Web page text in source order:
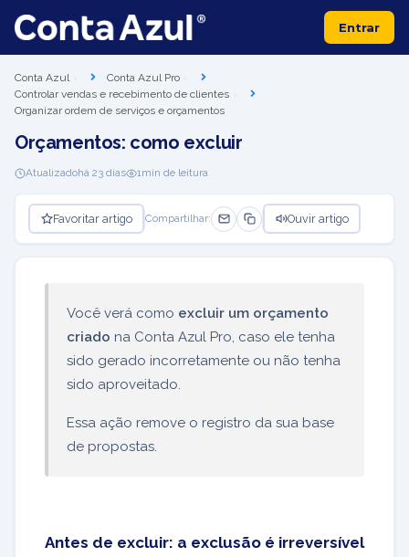
Entrar
Conta Azul
Conta Azul Pro
Controlar vendas e recebimento de clientes
Organizar ordem de serviços e orçamentos
Orçamentos: como excluir
Atualizadohá 23 dias 1min de leitura
Favoritar artigo Compartilhar: Ouvir artigo
Você verá como excluir um orçamento
criado na Conta Azul Pro, caso ele tenha
sido gerado incorretamente ou não tenha
sido aproveitado.
Essa ação remove o registro da sua base
de propostas.
Antes de excluir: a exclusão é irreversível